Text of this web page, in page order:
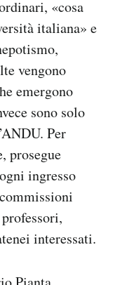
«cosa
italiana» e
vengono
emergono
sono solo
Per
prosegue
ingresso
interessati.